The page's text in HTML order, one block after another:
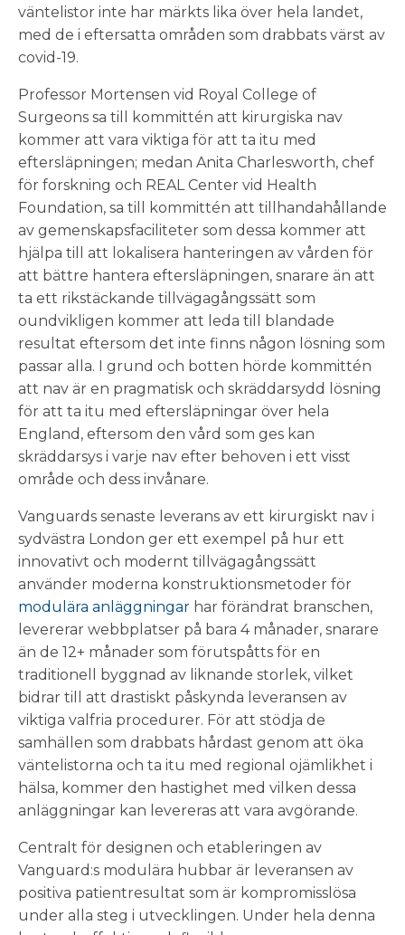
väntelistor inte har märkts lika över hela landet,
med de i eftersatta områden som drabbats värst av
covid-19.
Professor Mortensen vid Royal College of
Surgeons sa till kommittén att kirurgiska nav
kommer att vara viktiga för att ta itu med
eftersläpningen; medan Anita Charlesworth, chef
för forskning och REAL Center vid Health
Foundation, sa till kommittén att tillhandahållande
av gemenskapsfaciliteter som dessa kommer att
hjälpa till att lokalisera hanteringen av vården för
att bättre hantera eftersläpningen, snarare än att
ta ett rikstäckande tillvägagångssätt som
oundvikligen kommer att leda till blandade
resultat eftersom det inte finns någon lösning som
passar alla. I grund och botten hörde kommittén
att nav är en pragmatisk och skräddarsydd lösning
för att ta itu med eftersläpningar över hela
England, eftersom den vård som ges kan
skräddarsys i varje nav efter behoven i ett visst
område och dess invånare.
Vanguards senaste leverans av ett kirurgiskt nav i
sydvästra London ger ett exempel på hur ett
innovativt och modernt tillvägagångssätt
använder moderna konstruktionsmetoder för
modulära anläggningar har förändrat branschen,
levererar webbplatser på bara 4 månader, snarare
än de 12+ månader som förutspåtts för en
traditionell byggnad av liknande storlek, vilket
bidrar till att drastiskt påskynda leveransen av
viktiga valfria procedurer. För att stödja de
samhällen som drabbats hårdast genom att öka
väntelistorna och ta itu med regional ojämlikhet i
hälsa, kommer den hastighet med vilken dessa
anläggningar kan levereras att vara avgörande.
Centralt för designen och etableringen av
Vanguard:s modulära hubbar är leveransen av
positiva patientresultat som är kompromisslösa
under alla steg i utvecklingen. Under hela denna